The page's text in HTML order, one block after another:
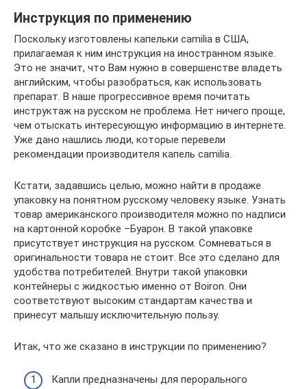
Инструкция по применению
Поскольку изготовлены капельки camilia в США,
прилагаемая к ним инструкция на иностранном языке.
Это не значит, что Вам нужно в совершенстве владеть
английским, чтобы разобраться, как использовать
препарат. В наше прогрессивное время почитать
инструктаж на русском не проблема. Нет ничего проще,
чем отыскать интересующую информацию в интернете.
Уже дано нашлись люди, которые перевели
рекомендации производителя капель camilia.
Кстати, задавшись целью, можно найти в продаже
упаковку на понятном русскому человеку языке. Узнать
товар американского производителя можно по надписи
на картонной коробке –Буарон. В такой упаковке
присутствует инструкция на русском. Сомневаться в
оригинальности товара не стоит. Все это сделано для
удобства потребителей. Внутри такой упаковки
контейнеры с жидкостью именно от Boiron. Они
соответствуют высоким стандартам качества и
принесут малышу исключительную пользу.
Итак, что же сказано в инструкции по применению?
Капли предназначены для перорального